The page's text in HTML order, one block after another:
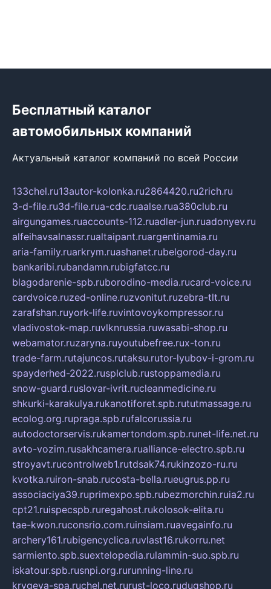
Бесплатный каталог
автомобильных компаний
Актуальный каталог компаний по всей России
133chel.ru13autor-kolonka.ru2864420.ru2rich.ru
3-d-file.ru3d-file.rua-cdc.ruaalse.rua380club.ru
airgungames.ruaccounts-112.ruadler-jun.ruadonyev.ru
alfeihavsalnassr.rualtaipant.ruargentinamia.ru
aria-family.ruarkrym.ruashanet.rubelgorod-day.ru
bankaribi.rubandamn.rubigfatcc.ru
blagodarenie-spb.ruborodino-media.rucard-voice.ru
cardvoice.ruzed-online.ruzvonitut.ruzebra-tlt.ru
zarafshan.ruyork-life.ruvintovoykompressor.ru
vladivostok-map.ruvlknrussia.ruwasabi-shop.ru
webamator.ruzaryna.ruyoutubefree.rux-ton.ru
trade-farm.rutajuncos.rutaksu.rutor-lyubov-i-grom.ru
spayderhed-2022.rusplclub.rustoppamedia.ru
snow-guard.ruslovar-ivrit.rucleanmedicine.ru
shkurki-karakulya.rukanotiforet.spb.rututmassage.ru
ecolog.org.rupraga.spb.rufalcorussia.ru
autodoctorservis.rukamertondom.spb.runet-life.net.ru
avto-vozim.rusakhcamera.rualliance-electro.spb.ru
stroyavt.rucontrolweb1.rutdsak74.rukinzozo-ru.ru
kvotka.ruiron-snab.rucosta-bella.rueugrus.pp.ru
associaciya39.ruprimexpo.spb.rubezmorchin.ruia2.ru
cpt21.ruispecspb.ruregahost.rukolosok-elita.ru
tae-kwon.ruconsrio.com.ruinsiam.ruavegainfo.ru
archery161.rubigencyclica.ruvlast16.rukorru.net
sarmiento.spb.suextelopedia.rulammin-suo.spb.ru
iskatour.spb.rusnpi.org.rurunning-line.ru
krygeva-spa.ruchel.net.rurust-loco.rudugshop.ru